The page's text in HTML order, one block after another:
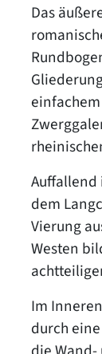
Das
Auffallend
dem
Vierung
Westen
Im
durch